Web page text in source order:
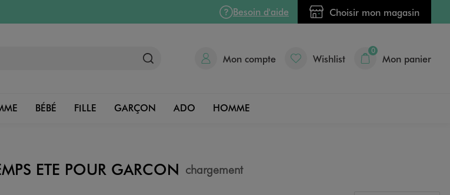
Besoin d'aide Choisir mon magasin
Mon compte Wishlist
0
Mon panier
BÉBÉ FILLE GARÇON ADO HOMME
ETE POUR GARCON chargement